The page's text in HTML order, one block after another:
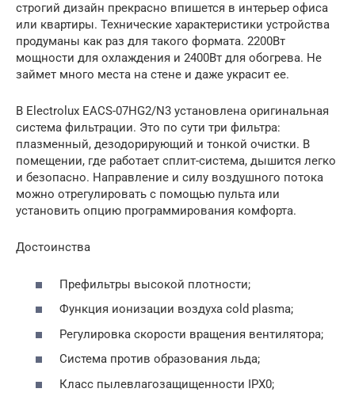
строгий дизайн прекрасно впишется в интерьер офиса
или квартиры. Технические характеристики устройства
продуманы как раз для такого формата. 2200Вт
мощности для охлаждения и 2400Вт для обогрева. Не
займет много места на стене и даже украсит ее.
В Electrolux EACS-07HG2/N3 установлена оригинальная
система фильтрации. Это по сути три фильтра:
плазменный, дезодорирующий и тонкой очистки. В
помещении, где работает сплит-система, дышится легко
и безопасно. Направление и силу воздушного потока
можно отрегулировать с помощью пульта или
установить опцию программирования комфорта.
Достоинства
Префильтры высокой плотности;
Функция ионизации воздуха cold plasma;
Регулировка скорости вращения вентилятора;
Система против образования льда;
Класс пылевлагозащищенности IPX0;